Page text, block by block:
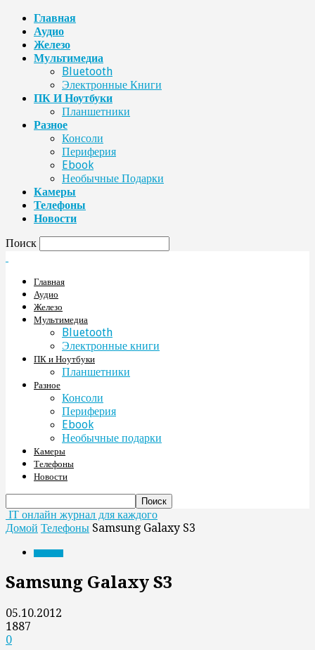
Главная
Аудио
Железо
Мультимедиа
Bluetooth
Электронные Книги
ПК И Ноутбуки
Планшетники
Разное
Консоли
Периферия
Ebook
Необычные Подарки
Камеры
Телефоны
Новости
Поиск
Главная
Аудио
Железо
Мультимедиа
Bluetooth
Электронные книги
ПК и Ноутбуки
Планшетники
Разное
Консоли
Периферия
Ebook
Необычные подарки
Камеры
Телефоны
Новости
IT онлайн журнал для каждого
Домой Телефоны Samsung Galaxy S3
Samsung Galaxy S3
05.10.2012
1887
0